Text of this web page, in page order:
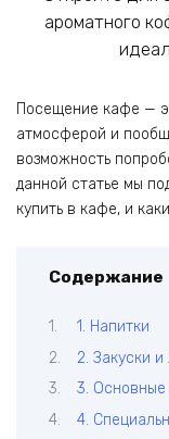
ароматного
Посещение кафе —
атмосферой и
возможность
данной статье мы
купить в кафе, и
Содержание
1. Напитки
2. Закуски
3.
4.